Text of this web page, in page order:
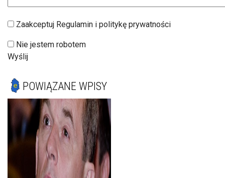
Zaakceptuj Regulamin i politykę prywatności
Nie jestem robotem
Wyślij
POWIĄZANE WPISY